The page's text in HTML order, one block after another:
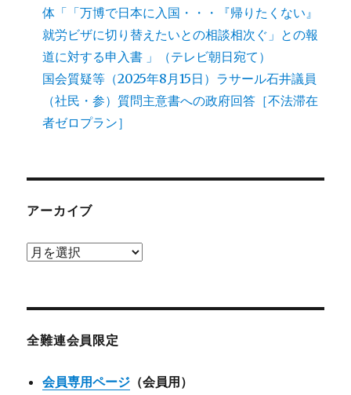
体「「万博で日本に入国・・・『帰りたくない』
就労ビザに切り替えたいとの相談相次ぐ」との報
道に対する申入書 」（テレビ朝日宛て）
国会質疑等（2025年8月15日）ラサール石井議員
（社民・参）質問主意書への政府回答［不法滞在
者ゼロプラン］
アーカイブ
ア
ブ
全難連会員限定
会員専用ページ （会員用）